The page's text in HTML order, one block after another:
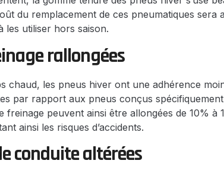
du remplacement de ces pneumatiques sera
les utiliser hors saison.
rallongées
chaud, les pneus hiver ont une adhérence
par rapport aux pneus conçus spécifiquement
freinage peuvent ainsi être allongées de 10% à
ainsi les risques d’accidents.
conduite altérées